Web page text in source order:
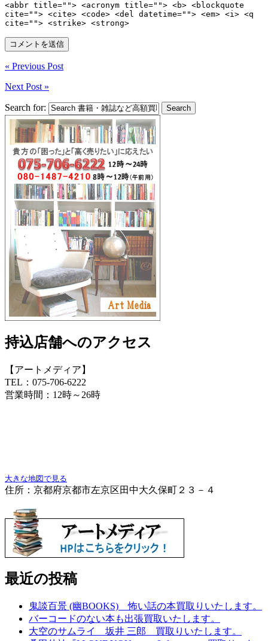
<abbr title=""> <acronym title=""> <b> <blockquote
cite=""> <cite> <code> <del datetime=""> <em> <i> <q
cite=""> <strike> <strong>
« Previous Post
Next Post »
Search for:
持込店舗へのアクセス
【アートメディア】
TEL：075-706-6222
営業時間：12時～26時
大きな地図で見る
住所：京都府京都市左京区田中大久保町２３－４
最近の投稿
鬼談百景 (幽BOOKS) 怖い話の本買取りいたします。
バーコードのない本も出張買取いたします。
大空のサムライ 坂井 三郎 買取りいたします。